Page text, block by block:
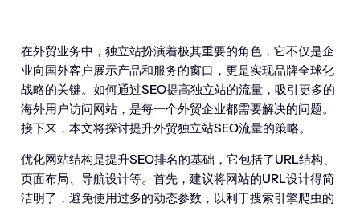
在外贸业务中，独立站扮演着极其重要的角色，它不仅是企
业向国外客户展示产品和服务的窗口，更是实现品牌全球化
战略的关键。如何通过SEO提高独立站的流量，吸引更多的
海外用户访问网站，是每一个外贸企业都需要解决的问题。
接下来，本文将探讨提升外贸独立站SEO流量的策略。
优化网站结构是提升SEO排名的基础，它包括了URL结构、
页面布局、导航设计等。首先，建议将网站的URL设计得简
洁明了，避免使用过多的动态参数，以利于搜索引擎爬虫的